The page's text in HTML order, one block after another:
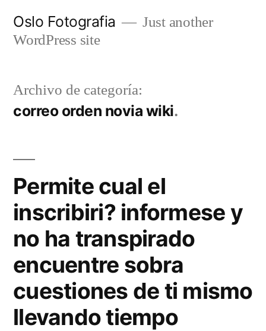
Oslo Fotografia
Just another
WordPress site
Archivo de categoría:
correo orden novia wiki
Permite cual el
inscribiri? informese y
no ha transpirado
encuentre sobra
cuestiones de ti mismo
llevando tiempo